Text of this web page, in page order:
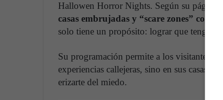
Hallowen Horror Nights. Según su página
casas embrujadas y “scare zones” con
solo tiene un propósito: lograr que tengas
Su programación permite a los visitantes
experiencias callejeras, sino en sus casas
erizarte del miedo.